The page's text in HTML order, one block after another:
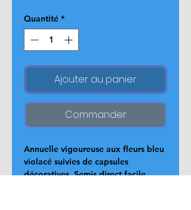
Quantité *
Ajouter au panier
Commander
Annuelle vigoureuse aux fleurs bleu
violacé suivies de capsules
décoratives. Semis direct facile.